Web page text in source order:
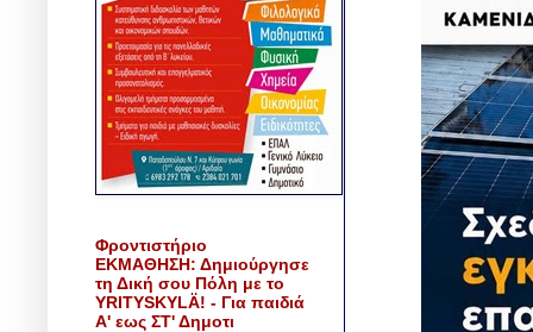
Φροντιστήριο
ΕΚΜΑΘΗΣΗ: Δημιούργησε
τη Δική σου Πόλη με το
YRITYSKYLÄ! - Για παιδιά
Α' εως ΣΤ' Δημοτι